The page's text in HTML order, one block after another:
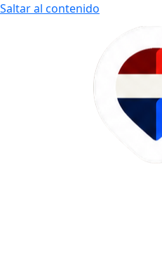
Saltar al contenido